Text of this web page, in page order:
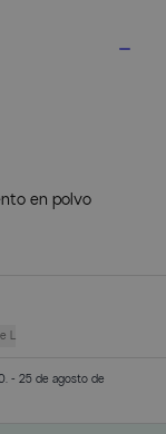
en polvo
L
- 25 de agosto de